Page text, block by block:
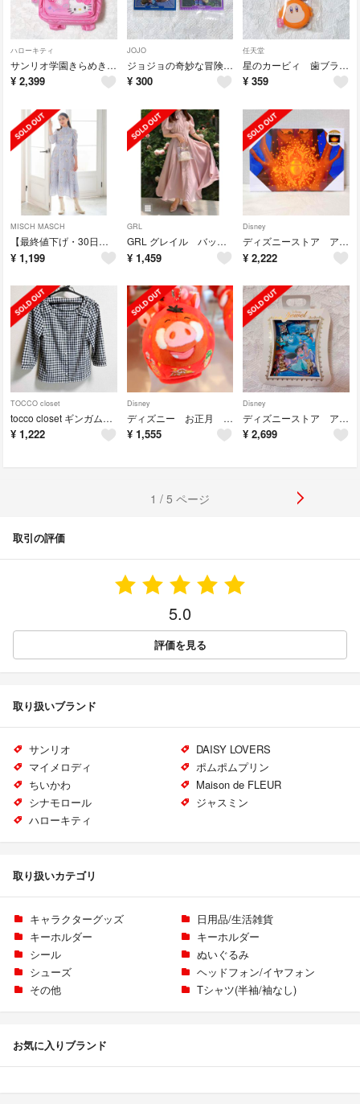
ハローキティ
サンリオ学園きらめき祭 リュック型ポーチ ハローキティ
¥ 2,399
JOJO
ジョジョの奇妙な冒険 シールウエハース オインゴ ボインゴ クヌム神 トト神
¥ 300
任天堂
星のカービィ 歯ブラシキャップ
¥ 359
MISCH MASCH
【最終値下げ・30日まで】MISCHMASCH ミッシュマッシュ ワンピース
¥ 1,199
GRL
GRL グレイル バックレースアップタックシャツ ワンピース ピンク M
¥ 1,459
Disney
ディズニーストア アラジン ジャファー LEDアートボード
¥ 2,222
TOCCO closet
tocco closet ギンガムチェックブラウス ブラック フリーサイズ
¥ 1,222
Disney
ディズニー お正月 ぬいぐるみバッジ プンバァ ライオンキング マスコット
¥ 1,555
Disney
ディズニーストア アラジン イヤリングセット
¥ 2,699
1 / 5 ページ
取引の評価
5.0
評価を見る
取り扱いブランド
サンリオ
DAISY LOVERS
マイメロディ
ポムポムプリン
ちいかわ
Maison de FLEUR
シナモロール
ジャスミン
ハローキティ
取り扱いカテゴリ
キャラクターグッズ
日用品/生活雑貨
キーホルダー
キーホルダー
シール
ぬいぐるみ
シューズ
ヘッドフォン/イヤフォン
その他
Tシャツ(半袖/袖なし)
お気に入りブランド